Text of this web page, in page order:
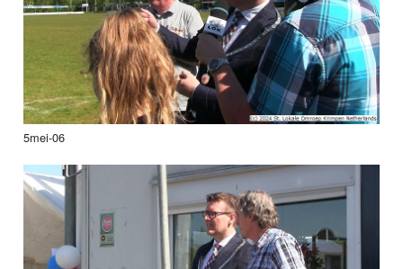
5mei-06